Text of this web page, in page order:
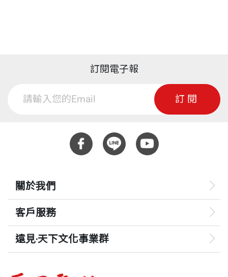
訂閱電子報
訂閱
關於我們
客戶服務
遠見‧天下文化事業群